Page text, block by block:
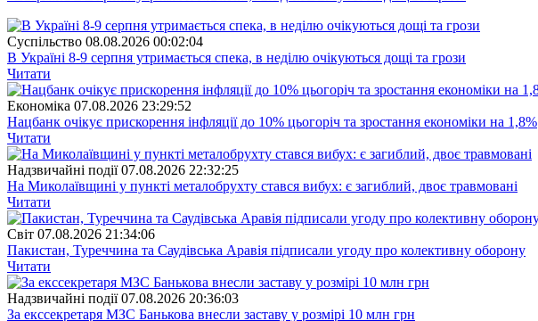
Суспiльство 08.08.2026 00:02:04
В Україні 8-9 серпня утримається спека, в неділю очікуються дощі та грози
Читати
Економіка 07.08.2026 23:29:52
Нацбанк очікує прискорення інфляції до 10% цьогоріч та зростання економіки на 1,8%
Читати
Надзвичайні події 07.08.2026 22:32:25
На Миколаївщині у пункті металобрухту стався вибух: є загиблий, двоє травмовані
Читати
Свiт 07.08.2026 21:34:06
Пакистан, Туреччина та Саудівська Аравія підписали угоду про колективну оборону
Читати
Надзвичайні події 07.08.2026 20:36:03
За екссекретаря МЗС Банькова внесли заставу у розмірі 10 млн грн